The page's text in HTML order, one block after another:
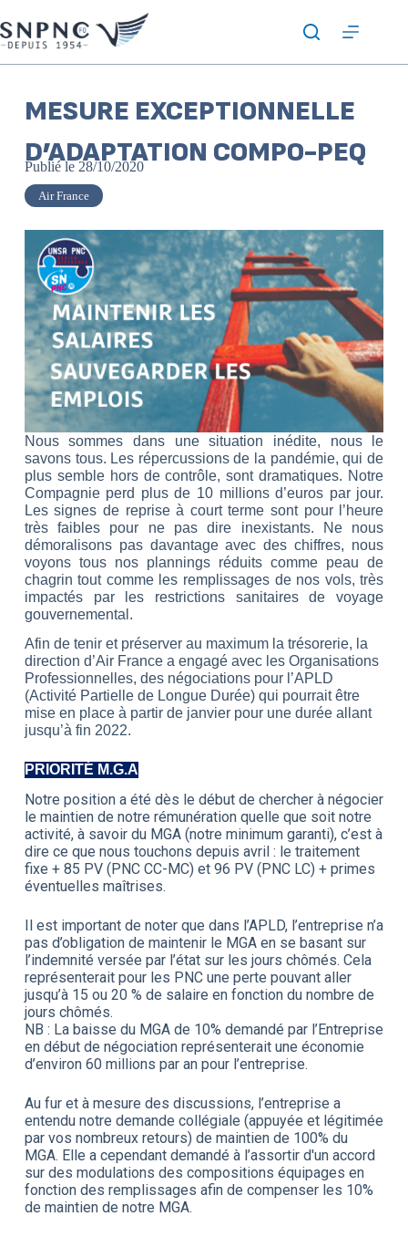
MESURE EXCEPTIONNELLE
D’ADAPTATION COMPO-PEQ
Publié le 28/10/2020
Air France
Nous sommes dans une situation inédite, nous le
savons tous. Les répercussions de la pandémie, qui de
plus semble hors de contrôle, sont dramatiques. Notre
Compagnie perd plus de 10 millions d’euros par jour.
Les signes de reprise à court terme sont pour l’heure
très faibles pour ne pas dire inexistants. Ne nous
démoralisons pas davantage avec des chiffres, nous
voyons tous nos plannings réduits comme peau de
chagrin tout comme les remplissages de nos vols, très
impactés par les restrictions sanitaires de voyage
gouvernemental.
Afin de tenir et préserver au maximum la trésorerie, la
direction d’Air France a engagé avec les Organisations
Professionnelles, des négociations pour l’APLD
(Activité Partielle de Longue Durée) qui pourrait être
mise en place à partir de janvier pour une durée allant
jusqu’à fin 2022.
PRIORITÉ M.G.A
Notre position a été dès le début de chercher à négocier
le maintien de notre rémunération quelle que soit notre
activité, à savoir du MGA (notre minimum garanti), c’est à
dire ce que nous touchons depuis avril : le traitement
fixe + 85 PV (PNC CC-MC) et 96 PV (PNC LC) + primes
éventuelles maîtrises.
Il est important de noter que dans l’APLD, l’entreprise n’a
pas d’obligation de maintenir le MGA en se basant sur
l’indemnité versée par l’état sur les jours chômés. Cela
représenterait pour les PNC une perte pouvant aller
jusqu’à 15 ou 20 % de salaire en fonction du nombre de
jours chômés.
NB : La baisse du MGA de 10% demandé par l’Entreprise
en début de négociation représenterait une économie
d’environ 60 millions par an pour l’entreprise.
Au fur et à mesure des discussions, l’entreprise a
entendu notre demande collégiale (appuyée et légitimée
par vos nombreux retours) de maintien de 100% du
MGA. Elle a cependant demandé à l’assortir d'un accord
sur des modulations des compositions équipages en
fonction des remplissages afin de compenser les 10%
de maintien de notre MGA.